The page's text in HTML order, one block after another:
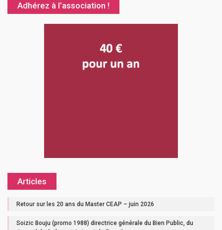
Adhérez à l’association !
Articles
Retour sur les 20 ans du Master CEAP – juin 2026
Soizic Bouju (promo 1988) directrice générale du Bien Public, du